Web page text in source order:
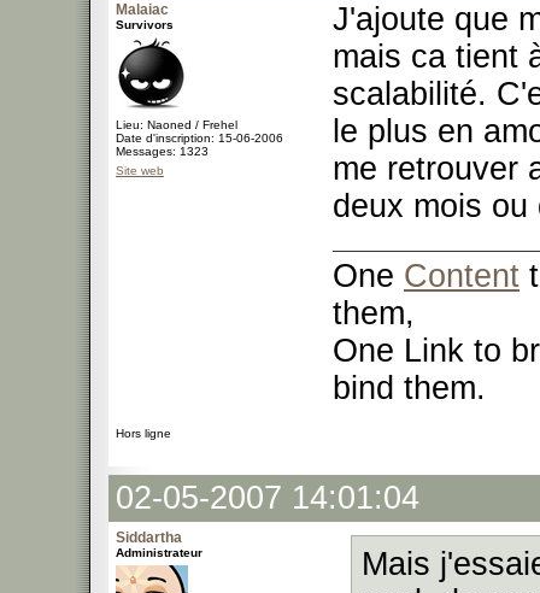
Malaiac
Survivors
Lieu: Naoned / Frehel
Date d'inscription: 15-06-2006
Messages: 1323
Site web
J'ajoute que
mais ca tient
scalabilité.
le plus en
me retrouver
deux mois
One Content
them,
One Link to
bind them.
Hors ligne
02-05-2007 14:01:04
Siddartha
Administrateur
Mais